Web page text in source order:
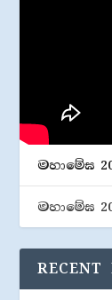
මහාමේඝ
මහාමේඝ
RECENT